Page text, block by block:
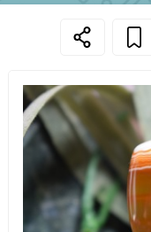
عقیق دروزی کلسدونی
عقیق یمن
عقیق یمن زرد
یمن سفید
عقیق یمن نباتی
عقیق یمن پرتقالی